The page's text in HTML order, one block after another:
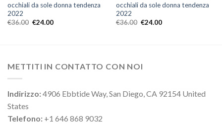
occhiali da sole donna tendenza
2022
€36.00 €24.00
occhiali da sole donna tendenza
2022
€36.00 €24.00
METTITI IN CONTATTO CON NOI
Indirizzo:4906 Ebbtide Way, San Diego, CA 92154 United
States
Telefono: +1 646 868 9032